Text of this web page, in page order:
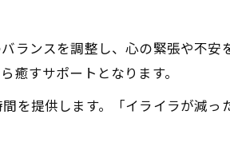
の役割
ランスを調整し、心の緊張や不安
すサポートとなります。
を提供します。「イライラが減っ